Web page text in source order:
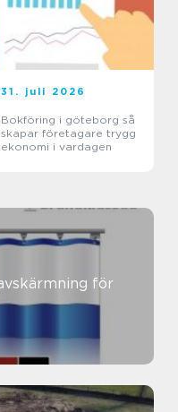
31. juli 2026
Bokföring i göteborg så
skapar företagare trygg
ekonomi i vardagen